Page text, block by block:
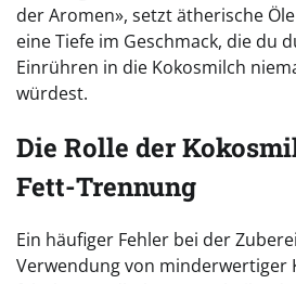
der Aromen», setzt ätherische
eine Tiefe im Geschmack, die du
Einrühren in die Kokosmilch
würdest.
Die Rolle der
Fett-Trennung
Ein häufiger Fehler bei der
Verwendung von minderwertiger